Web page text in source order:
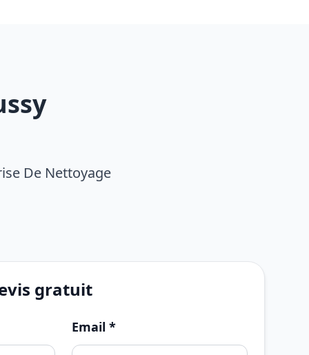
De Nettoyage
gratuit
Email *